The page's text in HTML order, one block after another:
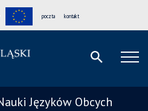
poczta kontakt
Języków Obcych